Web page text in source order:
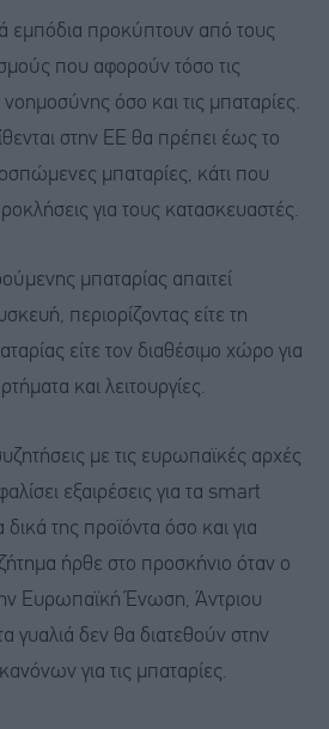
εμπόδια προκύπτουν από τους
που αφορούν τόσο τις
νοημοσύνης όσο και τις μπαταρίες.
στην ΕΕ θα πρέπει έως το
μπαταρίες, κάτι που
για τους κατασκευαστές.
μπαταρίας απαιτεί
περιορίζοντας είτε τη
είτε τον διαθέσιμο χώρο για
και λειτουργίες.
με τις ευρωπαϊκές αρχές
εξαιρέσεις για τα smart
της προϊόντα όσο και για
ήρθε στο προσκήνιο όταν ο
Ευρωπαϊκή Ένωση, Άντριου
γυαλιά δεν θα διατεθούν στην
για τις μπαταρίες.